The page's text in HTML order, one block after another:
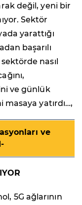
değil, yeni bir
Sektör
yarattığı
başarılı
nasıl
ve günlük
masaya yatırdı…,
ve
5G ağlarının